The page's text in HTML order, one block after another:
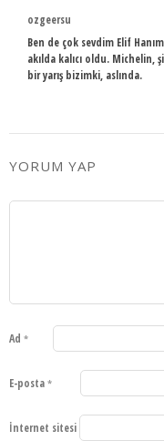
ozgeersu
Ben de çok sevdim Elif
akılda kalıcı oldu. Michelin,
bir yarış bizimki, aslında.
YORUM YAP
Ad *
E-posta *
İnternet sitesi